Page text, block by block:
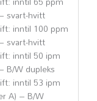
svart-hvitt
inntil 100 ppm
svart-hvitt
inntil 50 ipm
B/W dupleks
inntil 53 ipm
A) – B/W